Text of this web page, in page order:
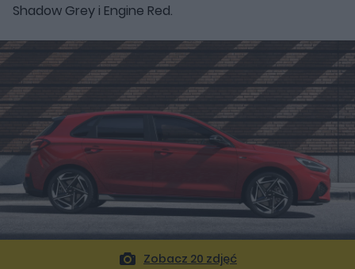
Shadow Grey i Engine Red.
Zobacz 20 zdjęć